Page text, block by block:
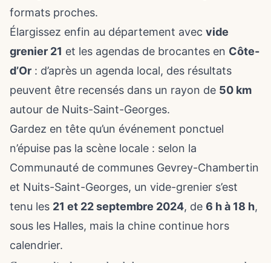
formats proches.
Élargissez enfin au département avec vide
grenier 21 et les agendas de brocantes en Côte-
d’Or : d’après un agenda local, des résultats
peuvent être recensés dans un rayon de 50 km
autour de Nuits-Saint-Georges.
Gardez en tête qu’un événement ponctuel
n’épuise pas la scène locale : selon la
Communauté de communes Gevrey-Chambertin
et Nuits-Saint-Georges, un vide-grenier s’est
tenu les 21 et 22 septembre 2024, de 6 h à 18 h,
sous les Halles, mais la chine continue hors
calendrier.